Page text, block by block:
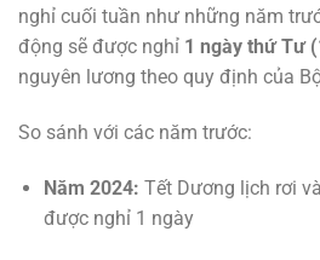
nghỉ cuối tuần như những năm
động sẽ được nghỉ 1 ngày thứ Tư
nguyên lương theo quy định của
So sánh với các năm trước:
Năm 2024: Tết Dương lịch rơi
được nghỉ 1 ngày